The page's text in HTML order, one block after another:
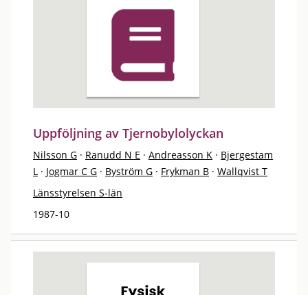
Uppföljning av Tjernobylolyckan
Nilsson G · Ranudd N E · Andreasson K · Bjergestam
L · Jogmar C G · Byström G · Frykman B · Wallqvist T
Länsstyrelsen S-län
1987-10